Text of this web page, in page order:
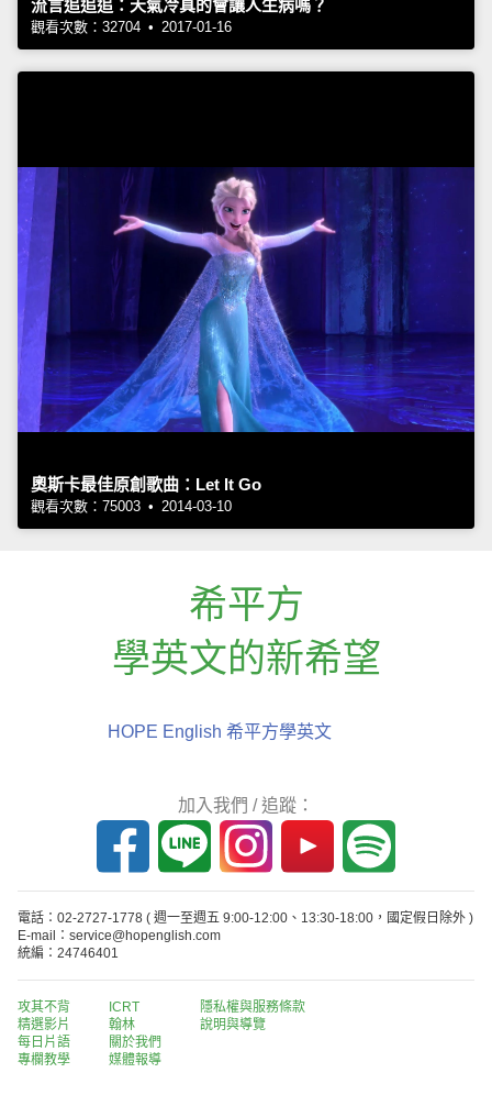
流言追追追：天氣冷真的會讓人生病嗎？
觀看次數：32704 • 2017-01-16
奧斯卡最佳原創歌曲：Let It Go
觀看次數：75003 • 2014-03-10
希平方
學英文的新希望
HOPE English 希平方學英文
加入我們 / 追蹤：
電話：02-2727-1778 ( 週一至週五 9:00-12:00、13:30-18:00，國定假日除外 )
E-mail：service@hopenglish.com
統編：24746401
攻其不背
精選影片
每日片語
專欄教學
ICRT
翰林
關於我們
媒體報導
隱私權與服務條款
說明與導覽